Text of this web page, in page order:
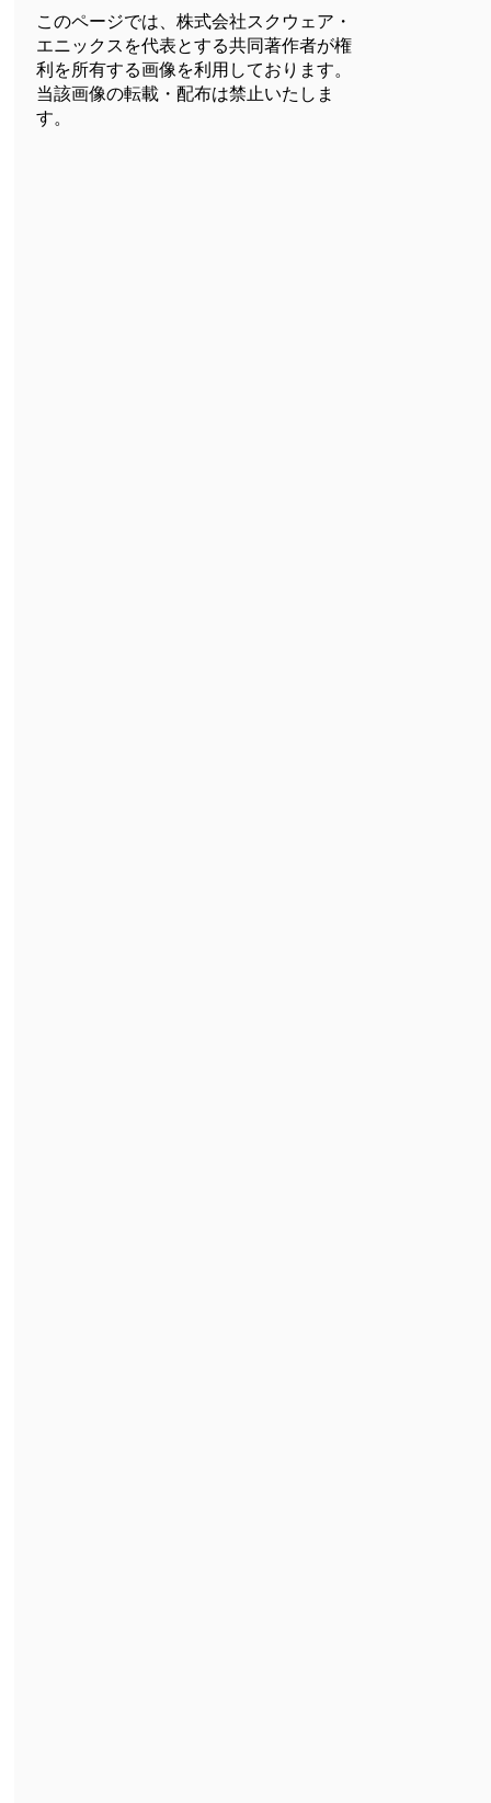
このページでは、株式会社スクウェア・
エニックスを代表とする共同著作者が権
利を所有する画像を利用しております。
当該画像の転載・配布は禁止いたしま
す。